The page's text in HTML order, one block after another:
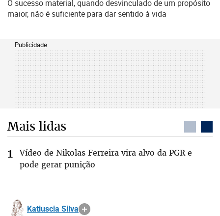
O sucesso material, quando desvinculado de um propósito
maior, não é suficiente para dar sentido à vida
Publicidade
Mais lidas
Vídeo de Nikolas Ferreira vira alvo da PGR e
pode gerar punição
Katiuscia Silva